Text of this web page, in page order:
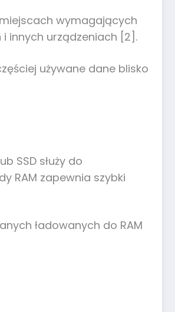
miejscach wymagających
innych urządzeniach [2].
używane dane blisko
SSD służy do
RAM zapewnia szybki
ładowanych do RAM